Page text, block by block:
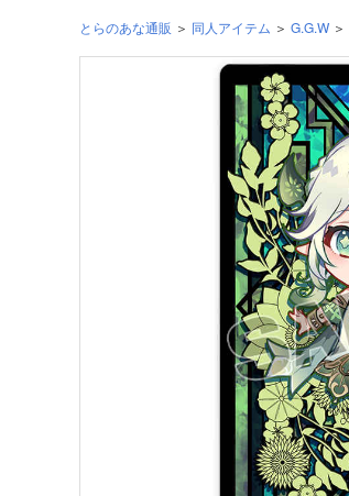
とらのあな通販 同人アイテム G.G.W